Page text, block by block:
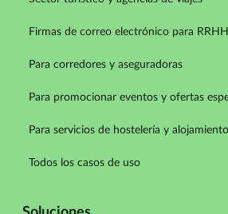
Firmas de correo electrónico para RRHH
Para corredores y aseguradoras
Para promocionar eventos y ofertas
Para servicios de hostelería y alojamiento
Todos los casos de uso